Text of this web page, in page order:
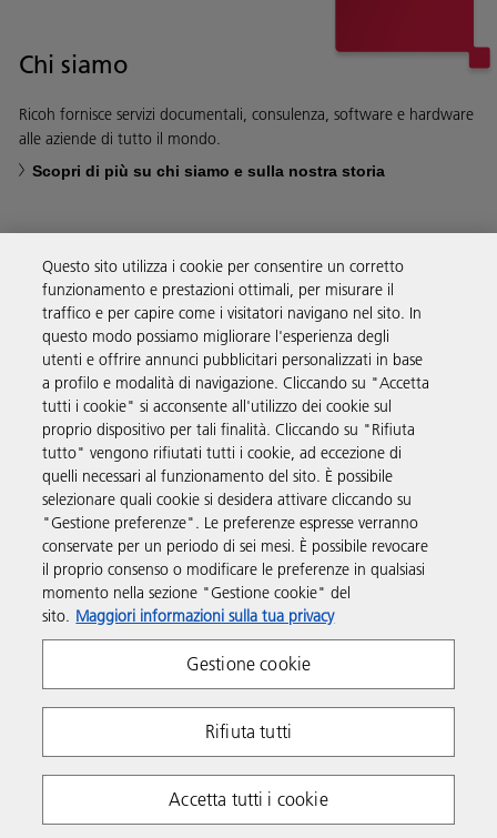
Chi siamo
Ricoh fornisce servizi documentali, consulenza, software e hardware
alle aziende di tutto il mondo.
Scopri di più su chi siamo e sulla nostra storia
Soluzioni
Prodotti e servizi
Supporto
Link utili
Seguici sui social
Policy sulla Privacy
Policy sui cookie
Termini e condizioni
P. IVA IT 00748490158
Copyright 2026 Ricoh. Tutti i diritti riservati.
Questo sito utilizza i cookie per consentire un corretto
funzionamento e prestazioni ottimali, per misurare il
traffico e per capire come i visitatori navigano nel sito. In
questo modo possiamo migliorare l'esperienza degli
utenti e offrire annunci pubblicitari personalizzati in base
a profilo e modalità di navigazione. Cliccando su "Accetta
tutti i cookie" si acconsente all'utilizzo dei cookie sul
proprio dispositivo per tali finalità. Cliccando su "Rifiuta
tutto" vengono rifiutati tutti i cookie, ad eccezione di
quelli necessari al funzionamento del sito. È possibile
selezionare quali cookie si desidera attivare cliccando su
"Gestione preferenze". Le preferenze espresse verranno
conservate per un periodo di sei mesi. È possibile revocare
il proprio consenso o modificare le preferenze in qualsiasi
momento nella sezione "Gestione cookie" del
sito. Maggiori informazioni sulla tua privacy
Gestione cookie
Rifiuta tutti
Accetta tutti i cookie